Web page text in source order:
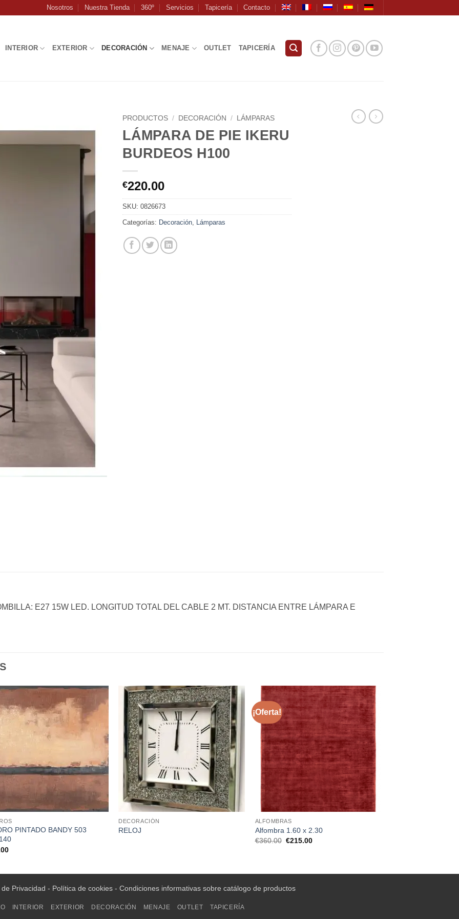
Nosotros Nuestra Tienda 360º Servicios Tapicería Contacto
INTERIOR EXTERIOR DECORACIÓN MENAJE OUTLET TAPICERÍA
PRODUCTOS / DECORACIÓN / LÁMPARAS
LÁMPARA DE PIE IKERU
BURDEOS H100
€220.00
SKU: 0826673
Categorías: Decoración Lámparas
E27 15W LED. LONGITUD TOTAL DEL CABLE 2 MT. DISTANCIA ENTRE LÁMPARA E
PINTADO BANDY 503
DECORACIÓN
RELOJ
¡Oferta!
ALFOMBRAS
Alfombra 1.60 x 2.30
€360.00 El
€215.00El
Privacidad - Política de cookies- Condiciones informativas sobre catálogo de productos
INTERIOR EXTERIOR DECORACIÓN MENAJE OUTLET TAPICERÍA